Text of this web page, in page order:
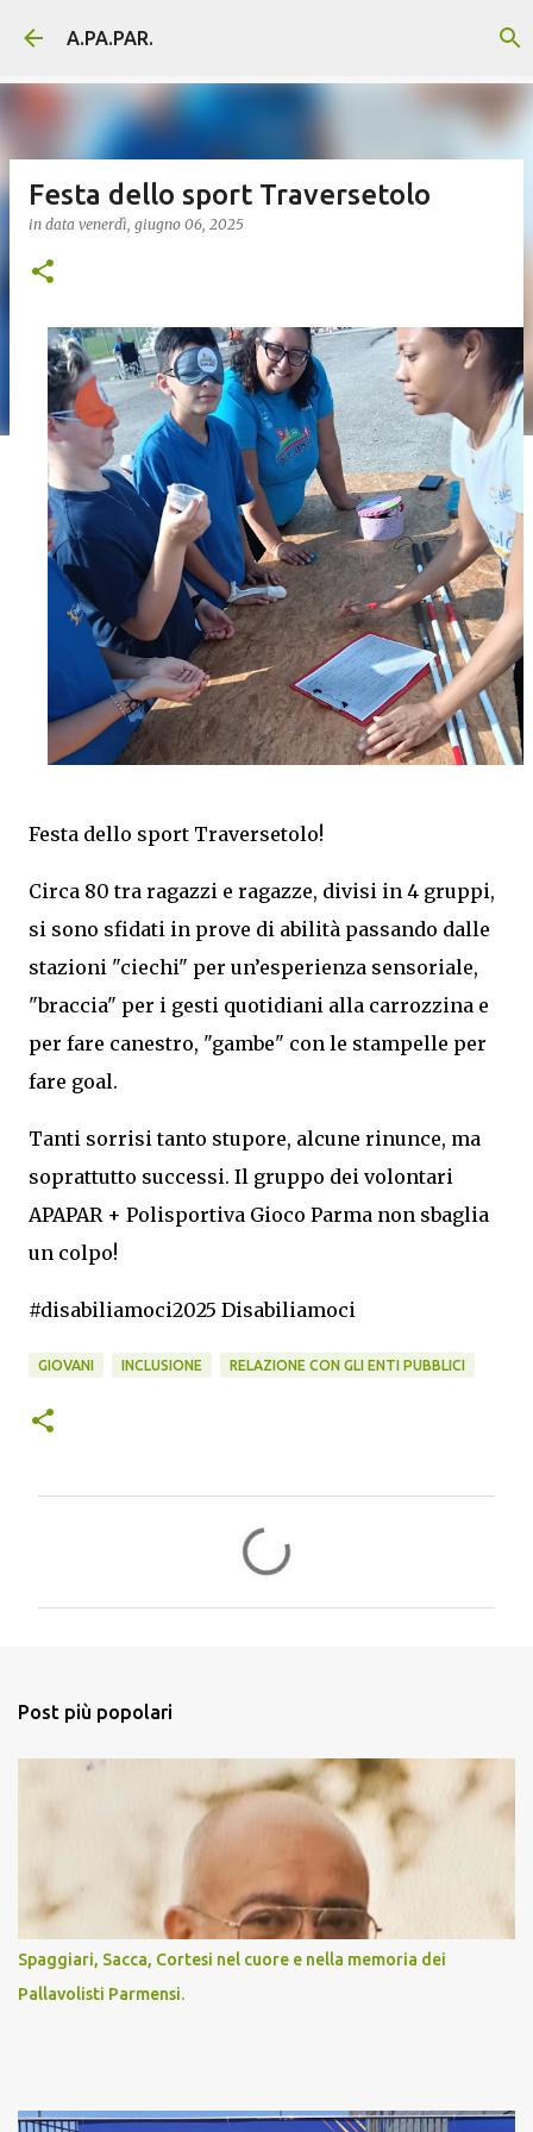
A.PA.PAR.
Festa dello sport Traversetolo
in data venerdì, giugno 06, 2025
Festa dello sport Traversetolo!
Circa 80 tra ragazzi e ragazze, divisi in 4 gruppi,
si sono sfidati in prove di abilità passando dalle
stazioni "ciechi" per un’esperienza sensoriale,
"braccia" per i gesti quotidiani alla carrozzina e
per fare canestro, "gambe" con le stampelle per
fare goal.
Tanti sorrisi tanto stupore, alcune rinunce, ma
soprattutto successi. Il gruppo dei volontari
APAPAR + Polisportiva Gioco Parma non sbaglia
un colpo!
#disabiliamoci2025 Disabiliamoci
GIOVANI INCLUSIONE RELAZIONE CON GLI ENTI PUBBLICI
i
Post più popolari
Spaggiari, Sacca, Cortesi nel cuore e nella memoria dei
Pallavolisti Parmensi.